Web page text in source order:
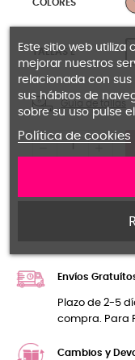
COLORES
TALLAS L
Guía de tallas
Envíos
Plazo de 2-5
compra. Para
Cambios y
Este sitio web utiliza
mejorar nuestros
relacionada con
sus hábitos de
sobre su uso pulse
Política de cookies